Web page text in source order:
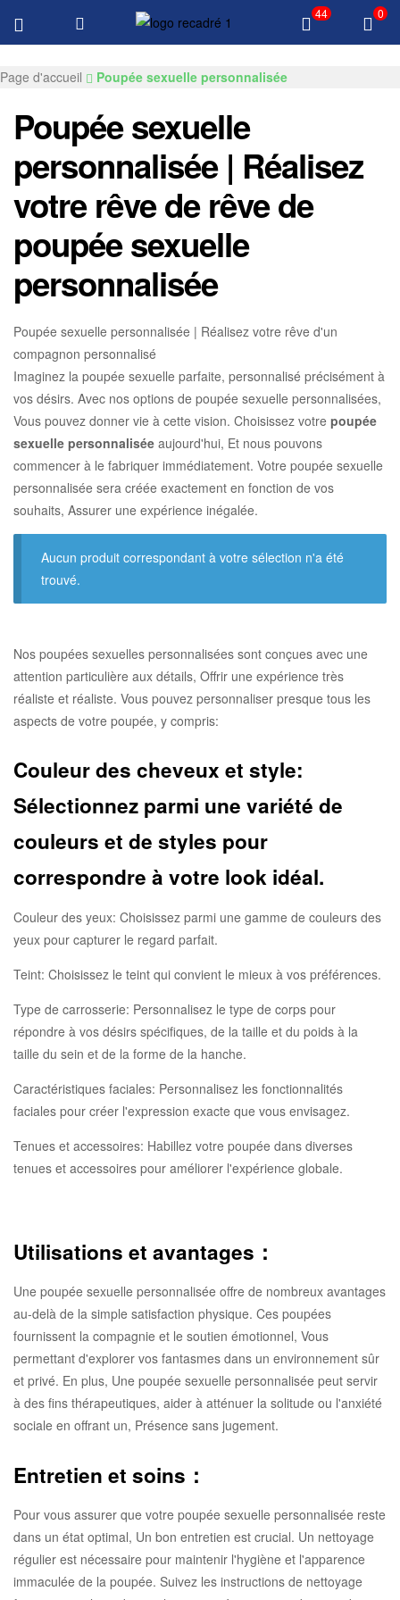
GKSEXDOLL.COM
44 0
Livraison GRATUITE $100 Tous les produits
Page d'accueil Poupée sexuelle personnalisée
Poupée sexuelle
personnalisée | Réalisez
votre rêve de rêve de
poupée sexuelle
personnalisée
Poupée sexuelle personnalisée | Réalisez votre rêve d'un
compagnon personnalisé
Imaginez la poupée sexuelle parfaite, personnalisé précisément à
vos désirs. Avec nos options de poupée sexuelle personnalisées,
Vous pouvez donner vie à cette vision. Choisissez votre poupée
sexuelle personnalisée aujourd'hui, Et nous pouvons
commencer à le fabriquer immédiatement. Votre poupée sexuelle
personnalisée sera créée exactement en fonction de vos
souhaits, Assurer une expérience inégalée.
Aucun produit correspondant à votre sélection n'a été
trouvé.
Nos poupées sexuelles personnalisées sont conçues avec une
attention particulière aux détails, Offrir une expérience très
réaliste et réaliste. Vous pouvez personnaliser presque tous les
aspects de votre poupée, y compris:
Couleur des cheveux et style:
Sélectionnez parmi une variété de
couleurs et de styles pour
correspondre à votre look idéal.
Couleur des yeux: Choisissez parmi une gamme de couleurs des
yeux pour capturer le regard parfait.
Teint: Choisissez le teint qui convient le mieux à vos préférences.
Type de carrosserie: Personnalisez le type de corps pour
répondre à vos désirs spécifiques, de la taille et du poids à la
taille du sein et de la forme de la hanche.
Caractéristiques faciales: Personnalisez les fonctionnalités
faciales pour créer l'expression exacte que vous envisagez.
Tenues et accessoires: Habillez votre poupée dans diverses
tenues et accessoires pour améliorer l'expérience globale.
Utilisations et avantages：
Une poupée sexuelle personnalisée offre de nombreux avantages
au-delà de la simple satisfaction physique. Ces poupées
fournissent la compagnie et le soutien émotionnel, Vous
permettant d'explorer vos fantasmes dans un environnement sûr
et privé. En plus, Une poupée sexuelle personnalisée peut servir
à des fins thérapeutiques, aider à atténuer la solitude ou l'anxiété
sociale en offrant un, Présence sans jugement.
Entretien et soins：
Pour vous assurer que votre poupée sexuelle personnalisée reste
dans un état optimal, Un bon entretien est crucial. Un nettoyage
régulier est nécessaire pour maintenir l'hygiène et l'apparence
immaculée de la poupée. Suivez les instructions de nettoyage